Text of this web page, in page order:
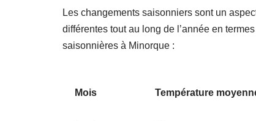
Les changements saisonniers sont un
différentes tout au long de l’année en
saisonnières à Minorque :
Mois Température